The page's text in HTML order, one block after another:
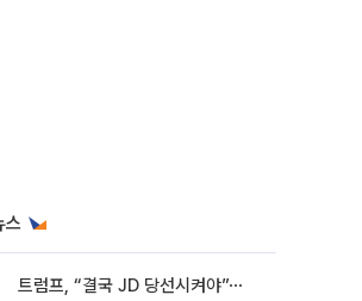
스
트럼프, “결국 JD 당선시켜야”⋯